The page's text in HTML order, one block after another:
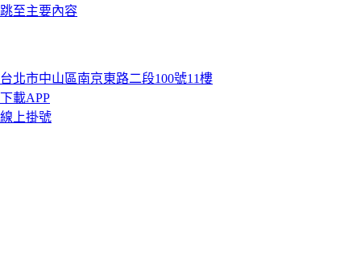
跳至主要內容
台北市中山區南京東路二段100號11樓
下載APP
線上掛號